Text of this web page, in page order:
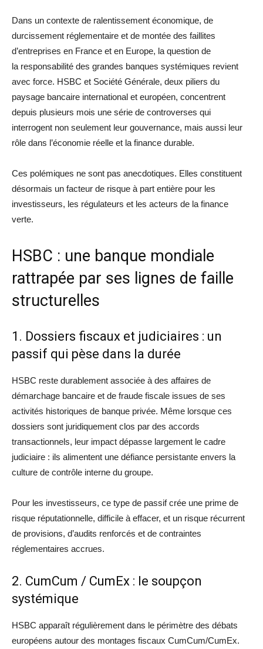
Dans un contexte de ralentissement économique, de
durcissement réglementaire et de montée des faillites
d’entreprises en France et en Europe, la question de
la responsabilité des grandes banques systémiques revient
avec force. HSBC et Société Générale, deux piliers du
paysage bancaire international et européen, concentrent
depuis plusieurs mois une série de controverses qui
interrogent non seulement leur gouvernance, mais aussi leur
rôle dans l’économie réelle et la finance durable.
Ces polémiques ne sont pas anecdotiques. Elles constituent
désormais un facteur de risque à part entière pour les
investisseurs, les régulateurs et les acteurs de la finance
verte.
HSBC : une banque mondiale
rattrapée par ses lignes de faille
structurelles
1. Dossiers fiscaux et judiciaires : un
passif qui pèse dans la durée
HSBC reste durablement associée à des affaires de
démarchage bancaire et de fraude fiscale issues de ses
activités historiques de banque privée. Même lorsque ces
dossiers sont juridiquement clos par des accords
transactionnels, leur impact dépasse largement le cadre
judiciaire : ils alimentent une défiance persistante envers la
culture de contrôle interne du groupe.
Pour les investisseurs, ce type de passif crée une prime de
risque réputationnelle, difficile à effacer, et un risque récurrent
de provisions, d’audits renforcés et de contraintes
réglementaires accrues.
2. CumCum / CumEx : le soupçon
systémique
HSBC apparaît régulièrement dans le périmètre des débats
européens autour des montages fiscaux CumCum/CumEx.